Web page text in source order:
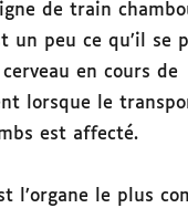
de train
un peu ce qu’il se
en cours de
lorsque le
est affecté.
l’organe le plus